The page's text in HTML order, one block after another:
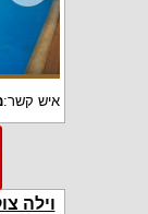
איש קשר:
וילה